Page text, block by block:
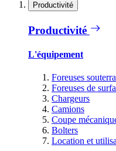
Productivité
Productivité
L'équipement
Foreuses
Foreuses de
Chargeurs
Camions
Coupe
Bolters
Location et